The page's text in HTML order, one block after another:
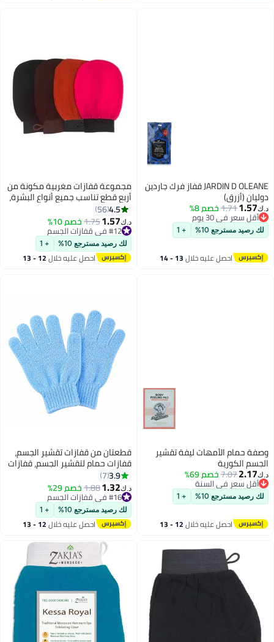
JARDIN D OLEANE قفاز فرك جاردين
+ 1
خلال 13 - 14
مجموعة قفازات مغربية مكونة من
أربع قطع تناسب جميع أنواع البشرة،
لتقشير الجسم والبشرة وإزالة الجلد
الميت وتحسين الدورة الدموية ،
ويمكن استخدامها في الحمام
والمنتجعات الصحية متعدد الألوان
24.3 x 17.2 x 1.9سم
د.ك‏1.57 خصم 10% #12 في قفازات الجسم
أقل سعر في 30 يوم
تم بيع +10 مؤخرًا
#12 في قفازات الجسم
+ 1
احصل عليه خلال 12 - 13
ليفة تقشير
+ 1
خلال 12 - 13
قطعتان من قفازات تقشير الجسم،
قفازات حمام لتقشير الجسم، قفازات
تقشير مزدوجة الجوانب لتنظيف
الجسم، منظف استحمام للبشرة
(أزرق)
3.9
د.ك‏1.32 خصم 29% #16 في قفازات الجسم
أقل سعر في 30 يوم
تم بيع +10 مؤخرًا
#16 في قفازات الجسم
+ 1
احصل عليه خلال 12 - 13